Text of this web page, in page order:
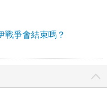
戰爭會結束嗎？